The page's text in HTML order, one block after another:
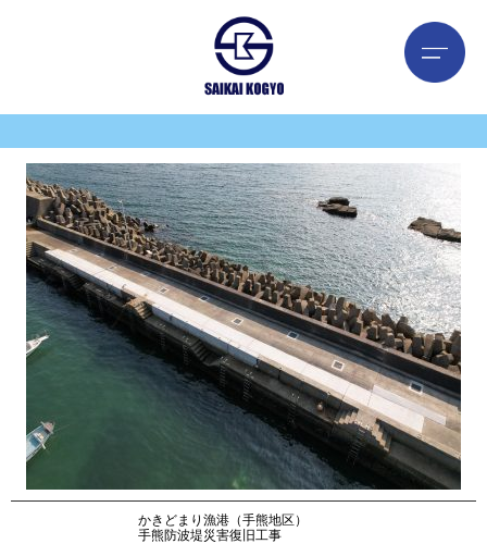
かきどまり漁港（手熊地区）
手熊防波堤災害復旧工事